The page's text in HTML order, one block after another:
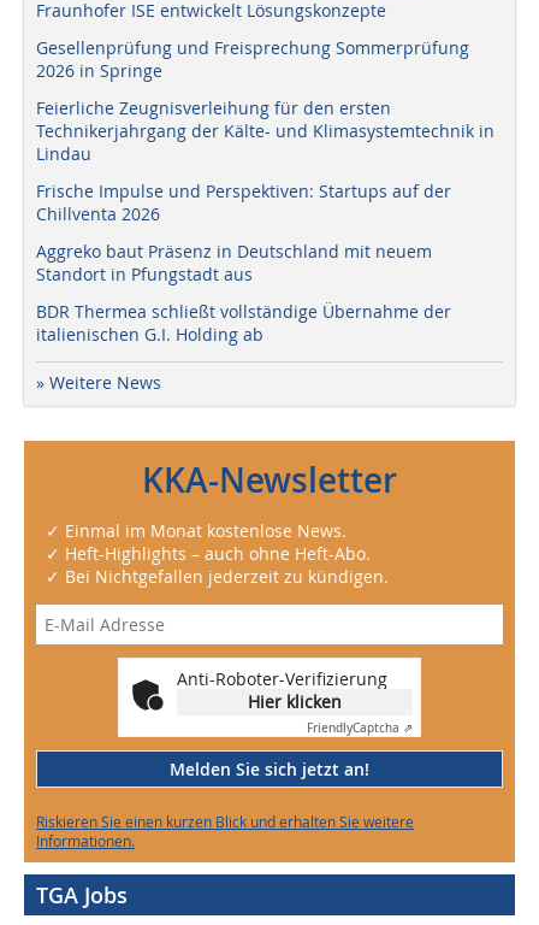
Fraunhofer ISE entwickelt Lösungskonzepte
Gesellenprüfung und Freisprechung Sommerprüfung
2026 in Springe
Feierliche Zeugnisverleihung für den ersten
Technikerjahrgang der Kälte- und Klimasystemtechnik in
Lindau
Frische Impulse und Perspektiven: Startups auf der
Chillventa 2026
Aggreko baut Präsenz in Deutschland mit neuem
Standort in Pfungstadt aus
BDR Thermea schließt vollständige Übernahme der
italienischen G.I. Holding ab
» Weitere News
KKA-Newsletter
✓ Einmal im Monat kostenlose News.
✓ Heft-Highlights – auch ohne Heft-Abo.
✓ Bei Nichtgefallen jederzeit zu kündigen.
Anti-Roboter-Verifizierung
Hier klicken
FriendlyCaptcha ⇗
Melden Sie sich jetzt an!
Riskieren Sie einen kurzen Blick und erhalten Sie weitere
Informationen.
TGA Jobs